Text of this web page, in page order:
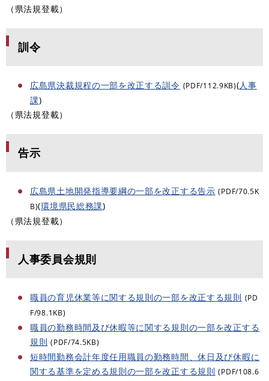
（県法規登載）
訓令
広島県決裁規程の一部を改正する訓令 (PDF/112.9KB)(人事
課)
（県法規登載）
告示
広島県土地開発指導要綱の一部を改正する告示 (PDF/70.5K
B)(環境県民総務課)
（県法規登載）
人事委員会規則
職員の育児休業等に関する規則の一部を改正する規則 (PD
F/98.1KB)
職員の勤務時間及び休暇等に関する規則の一部を改正する
規則 (PDF/74.5KB)
短時間勤務会計年度任用職員の勤務時間、休日及び休暇に
関する基準を定める規則の一部を改正する規則 (PDF/108.6